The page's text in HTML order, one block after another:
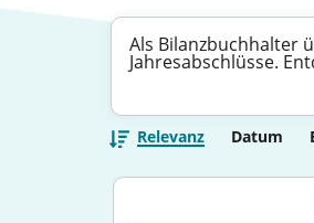
Als Bilanzbuchhalter
Jahresabschlüsse.
Relevanz Datum